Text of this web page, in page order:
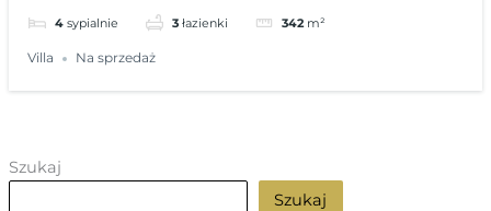
4 sypialnie 3 łazienki 342 m²
Villa Na sprzedaż
Szukaj
Szukaj